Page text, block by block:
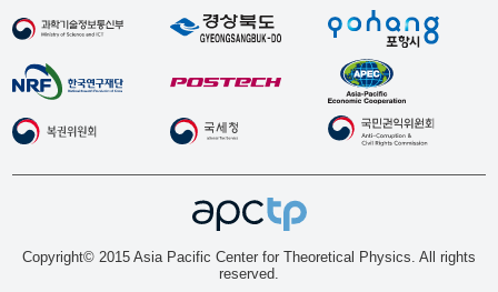
Copyright© 2015 Asia Pacific Center for Theoretical Physics. All rights
reserved.